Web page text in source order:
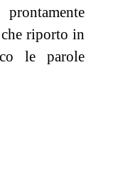
che riporto in
le parole